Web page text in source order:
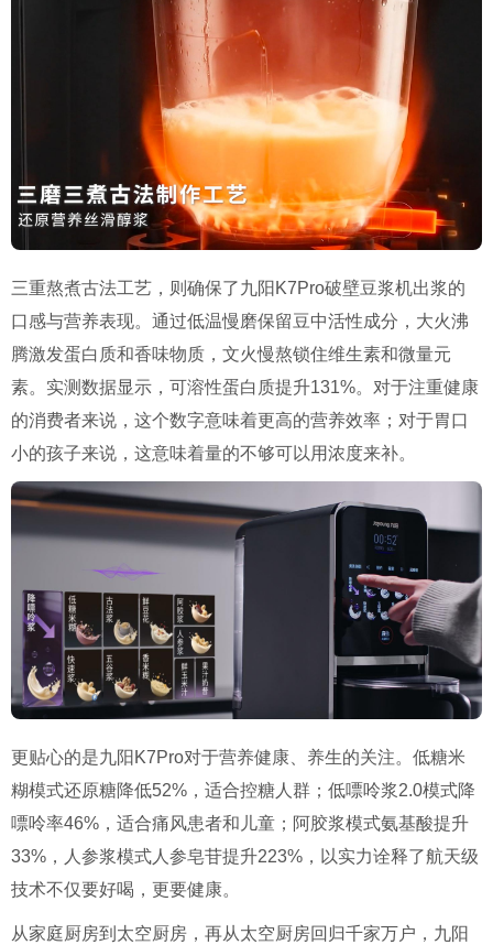
三重熬煮古法工艺，则确保了九阳K7Pro破壁豆浆机出浆的
口感与营养表现。通过低温慢磨保留豆中活性成分，大火沸
腾激发蛋白质和香味物质，文火慢熬锁住维生素和微量元
素。实测数据显示，可溶性蛋白质提升131%。对于注重健康
的消费者来说，这个数字意味着更高的营养效率；对于胃口
小的孩子来说，这意味着量的不够可以用浓度来补。
更贴心的是九阳K7Pro对于营养健康、养生的关注。低糖米
糊模式还原糖降低52%，适合控糖人群；低嘌呤浆2.0模式降
嘌呤率46%，适合痛风患者和儿童；阿胶浆模式氨基酸提升
33%，人参浆模式人参皂苷提升223%，以实力诠释了航天级
技术不仅要好喝，更要健康。
从家庭厨房到太空厨房，再从太空厨房回归千家万户，九阳